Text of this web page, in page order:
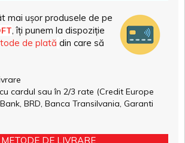
mai ușor produsele de pe
, îți punem la dispoziție
de plată din care să
cardul sau în 2/3 rate (Credit Europe
BRD, Banca Transilvania, Garanti
METODE DE LIVRARE